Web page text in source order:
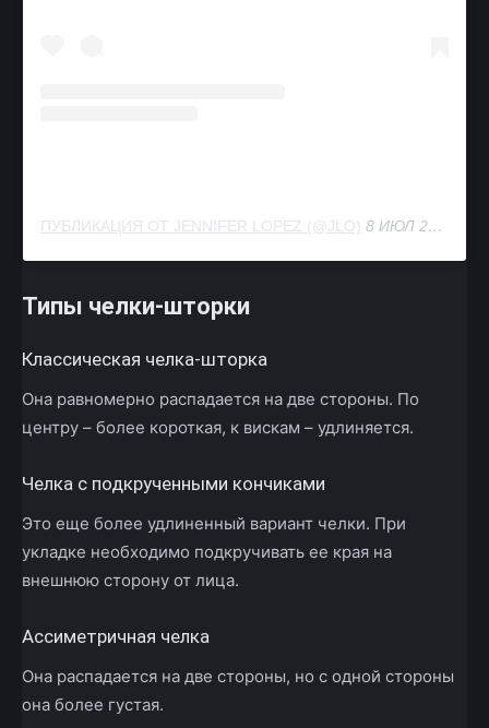
ПУБЛИКАЦИЯ ОТ JENNIFER LOPEZ (@JLO) 8 ИЮЛ 2018 В 6:12 PDT
Типы челки-шторки
Классическая челка-шторка
Она равномерно распадается на две стороны. По
центру – более короткая, к вискам – удлиняется.
Челка с подкрученными кончиками
Это еще более удлиненный вариант челки. При
укладке необходимо подкручивать ее края на
внешнюю сторону от лица.
Ассиметричная челка
Она распадается на две стороны, но с одной стороны
она более густая.